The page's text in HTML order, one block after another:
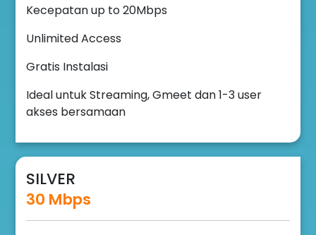
Kecepatan up to 20Mbps
Unlimited Access
Gratis Instalasi
Ideal untuk Streaming, Gmeet dan 1-3 user
akses bersamaan
SILVER
30 Mbps